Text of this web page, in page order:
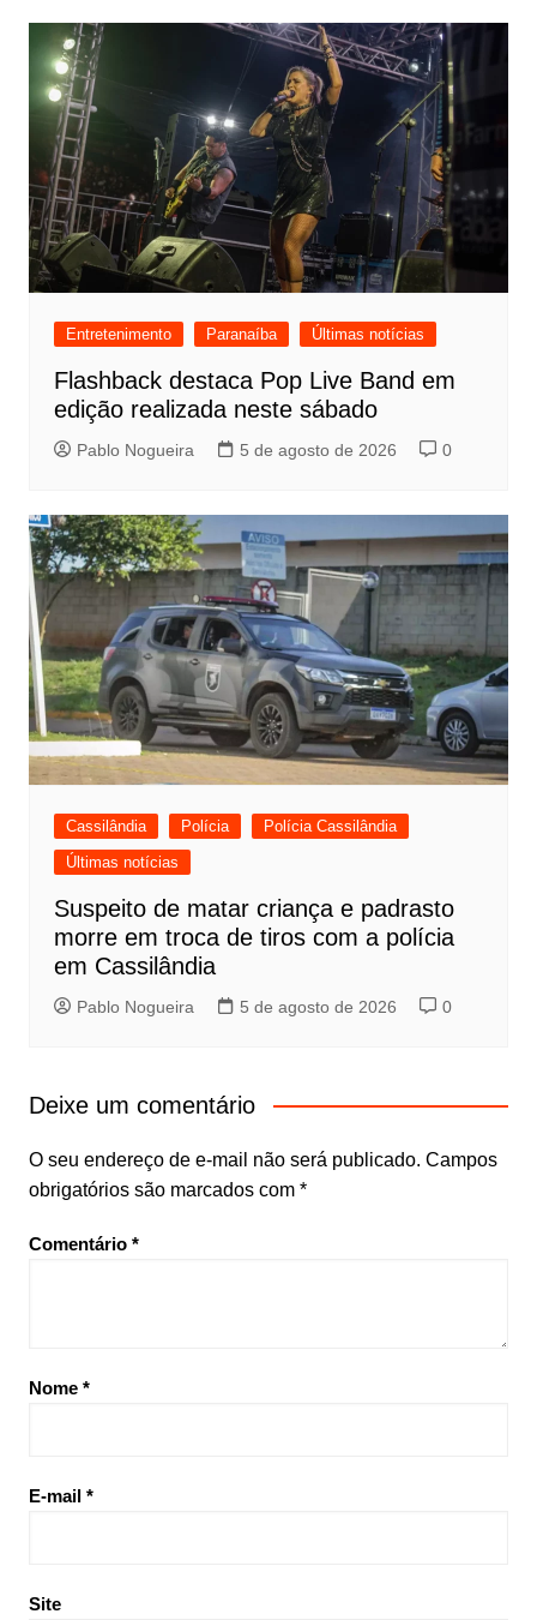
Entretenimento Paranaíba Últimas notícias
Flashback destaca Pop Live Band em
edição realizada neste sábado
Pablo Nogueira 5 de agosto de 2026 0
Cassilândia Polícia
Polícia Cassilândia
Últimas notícias
Suspeito de matar criança e padrasto
morre em troca de tiros com a polícia
em Cassilândia
Pablo Nogueira 5 de agosto de 2026 0
Deixe um comentário
O seu endereço de e-mail não será publicado. Campos
obrigatórios são marcados com *
Comentário *
Nome *
E-mail *
Site